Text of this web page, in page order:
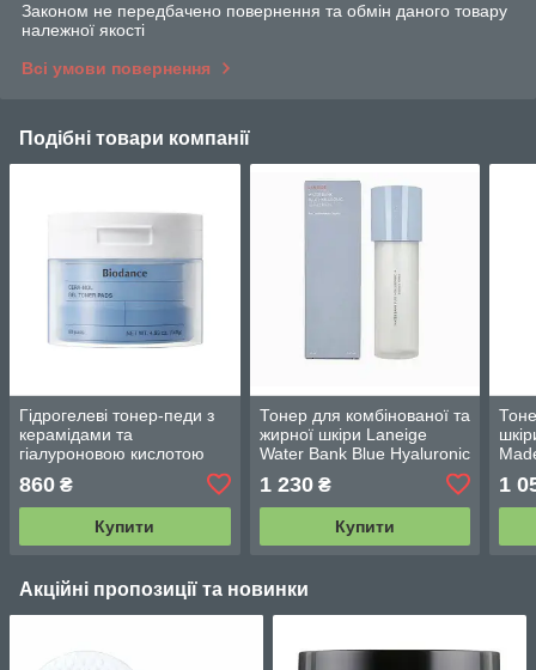
Законом не передбачено повернення та обмін даного товару
належної якості
Всі умови повернення
Подібні товари компанії
Гідрогелеві тонер-педи з
керамідами та
гіалуроновою кислотою
Toner Pads 60 шт.
860 ₴
Купити
Тонер для комбінованої та
жирної шкіри Laneige
Water Bank Blue Hyaluronic
1 230₴
Купити
1
Акційні пропозиції та новинки